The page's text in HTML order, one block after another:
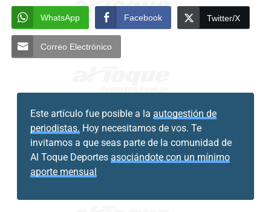
WhatsApp Facebook Twitter/X
Correo Electrónico
Este artículo fue posible a la autogestión de
periodistas. Hoy necesitamos de vos. Te
invitamos a que seas parte de la comunidad de
Al Toque Deportes asociándote con un mínimo
aporte mensual